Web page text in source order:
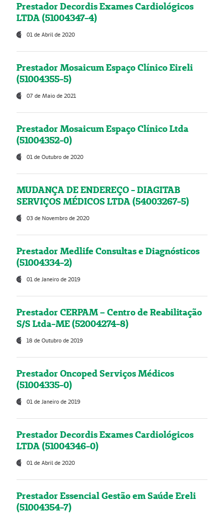
Prestador Decordis Exames Cardiológicos
LTDA (51004347-4)
01 de Abril de 2020
Prestador Mosaicum Espaço Clínico Eireli
(51004355-5)
07 de Maio de 2021
Prestador Mosaicum Espaço Clínico Ltda
(51004352-0)
01 de Outubro de 2020
MUDANÇA DE ENDEREÇO - DIAGITAB
SERVIÇOS MÉDICOS LTDA (54003267-5)
03 de Novembro de 2020
Prestador Medlife Consultas e Diagnósticos
(51004334-2)
01 de Janeiro de 2019
Prestador CERPAM – Centro de Reabilitação
S/S Ltda-ME (52004274-8)
18 de Outubro de 2019
Prestador Oncoped Serviços Médicos
(51004335-0)
01 de Janeiro de 2019
Prestador Decordis Exames Cardiológicos
LTDA (51004346-0)
01 de Abril de 2020
Prestador Essencial Gestão em Saúde Ereli
(51004354-7)